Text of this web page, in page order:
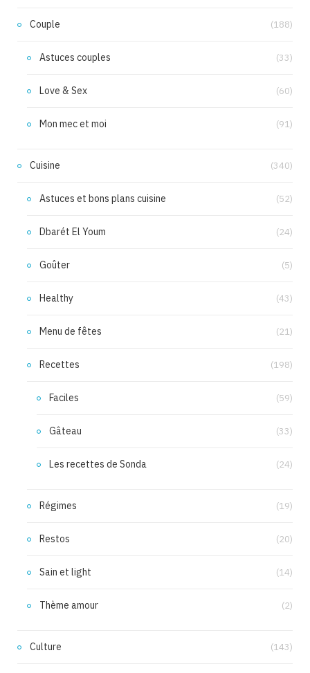
Couple (188)
Astuces couples (33)
Love & Sex (60)
Mon mec et moi (91)
Cuisine (340)
Astuces et bons plans cuisine (52)
Dbarét El Youm (24)
Goûter (5)
Healthy (43)
Menu de fêtes (21)
Recettes (198)
Faciles (59)
Gâteau (33)
Les recettes de Sonda (24)
Régimes (19)
Restos (20)
Sain et light (14)
Thème amour (2)
Culture (143)